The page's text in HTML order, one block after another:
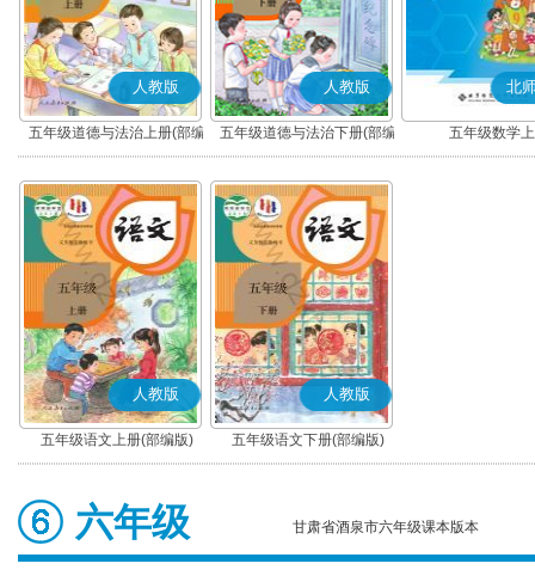
人教版
五年级道德与法治上册(部编
版)
人教版
五年级道德与法治下册(部编
版)
北
五年级数学
人教版
五年级语文上册(部编版)
人教版
五年级语文下册(部编版)
六年级 甘肃省酒泉市六年级课本版本